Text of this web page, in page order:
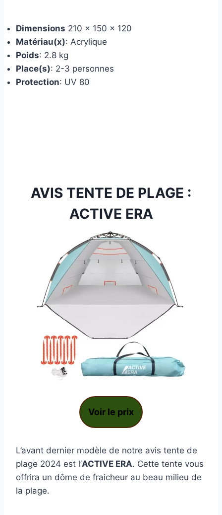
Dimensions 210 x 150 x 120
Matériau(x): Acrylique
Poids: 2.8 kg
Place(s): 2-3 personnes
Protection: UV 80
AVIS TENTE DE PLAGE :
ACTIVE ERA
Voir le prix
L’avant dernier modèle de notre avis tente de
plage 2024 est l’ACTIVE ERA. Cette tente vous
offrira un dôme de fraicheur au beau milieu de
la plage.